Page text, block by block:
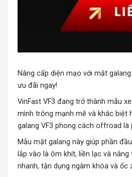
Nâng cấp diện mạo với mặt galang
ưu đãi ngay!
VinFast VF3 đang trở thành mẫu
mình trông mạnh mẽ và khác biệt
galang VF3 phong cách offroad là
Mẫu mặt galang này giúp phần
lắp vào là ôm khít, liền lạc và
nhanh, tận dụng ngàm khóa và